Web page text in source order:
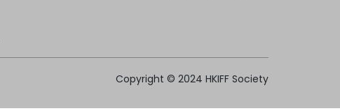
Copyright © 2024 HKIFF Society